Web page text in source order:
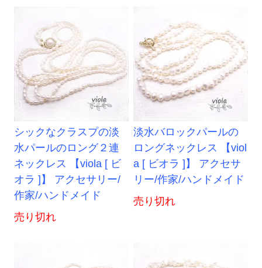
シックなクラスプの淡
水パールのロング２連
ネックレス 【viola [ ビ
オラ ]】 アクセサリー/
作家/ハンドメイド
売り切れ
淡水バロックパールの
ロングネックレス 【viol
a [ ビオラ ]】 アクセサ
リー/作家/ハンドメイド
売り切れ